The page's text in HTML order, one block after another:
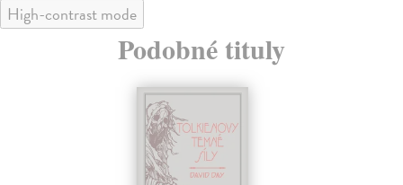
High-contrast mode
Podobné tituly